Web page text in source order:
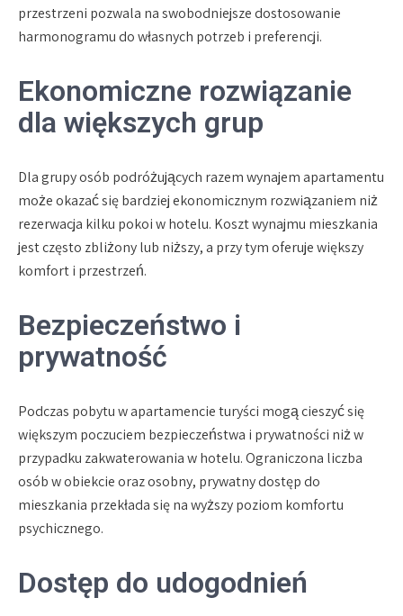
przestrzeni pozwala na swobodniejsze dostosowanie
harmonogramu do własnych potrzeb i preferencji.
Ekonomiczne rozwiązanie
dla większych grup
Dla grupy osób podróżujących razem wynajem apartamentu
może okazać się bardziej ekonomicznym rozwiązaniem niż
rezerwacja kilku pokoi w hotelu. Koszt wynajmu mieszkania
jest często zbliżony lub niższy, a przy tym oferuje większy
komfort i przestrzeń.
Bezpieczeństwo i
prywatność
Podczas pobytu w apartamencie turyści mogą cieszyć się
większym poczuciem bezpieczeństwa i prywatności niż w
przypadku zakwaterowania w hotelu. Ograniczona liczba
osób w obiekcie oraz osobny, prywatny dostęp do
mieszkania przekłada się na wyższy poziom komfortu
psychicznego.
Dostęp do udogodnień